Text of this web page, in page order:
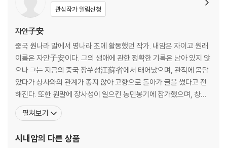
제117회 신의 도움
제118회 계책 대결
제119회 진짜 화상이 되다
제120회 요아와
관심작가 알림신청
자안子安
중국 원나라 말에서 명나라 초에 활동했던 작가. 내암은 자이고 원래
이름은 자안子安이다. 그의 생애에 관한 정확한 기록은 남아 있지 않
으나 그는 지금의 중국 장쑤성江蘇省에서 태어났으며, 관직에 몸담
았다가 상사와의 관계가 좋지 않아 고향으로 돌아가 글을 썼다고 전
해진다. 또한 원말에 장사성이 일으킨 농민봉기에 참가했으며, 창작
에 열중하면서 동시대를 살았던 『삼국지연의』의 작가 나관중과 친분
을 쌓기도 하였다. 시내암이 살았던 시기는 원이 명으로 교체되던 격
다. 혼란한 시대 상황 속에서 그는 민간에 떠돌던 여러 이야기들을
펼쳐보기
시내암의 다른 상품